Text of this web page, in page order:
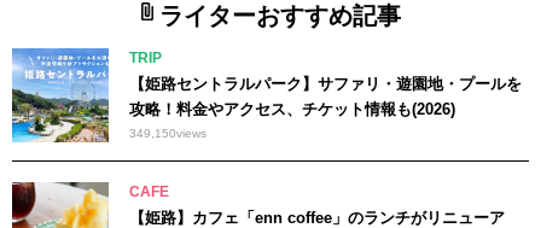
ライターおすすめ記事
TRIP
【姫路セントラルパーク】サファリ・遊園地・プールを
攻略！料金やアクセス、チケット情報も(2026)
349,150views
CAFE
【姫路】カフェ「enn coffee」のランチがリニューア